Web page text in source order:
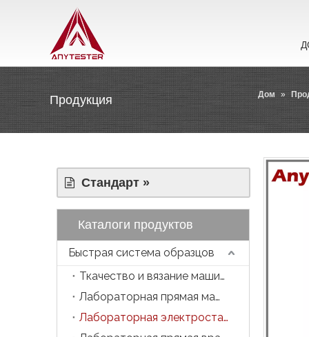
Продукция Дом »
Стандарт »
Каталоги продуктов
Быстрая система образцов
Ткачество и вязание машина
Лабораторная прямая машина
Лабораторная электростатическая прядильная машина